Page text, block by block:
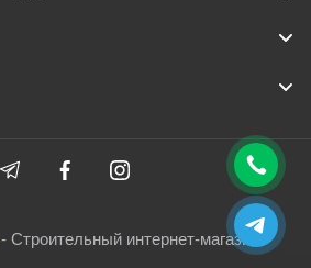
- Строительный интернет-магазин.